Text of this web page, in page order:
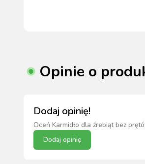
Opinie o
Dodaj opinię!
Oceń Karmidło dla źrebiąt bez
Dodaj opinię